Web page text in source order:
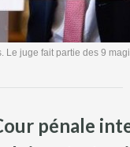
juge fait partie des 9
pénale